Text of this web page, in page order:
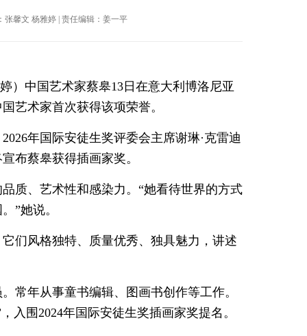
张馨文 杨雅婷 | 责任编辑：姜一平
）中国艺术家蔡皋13日在意大利博洛尼亚
艺术家首次获得该项荣誉。
年国际安徒生奖评委会主席谢琳·克雷迪
布蔡皋获得插画家奖。
质、艺术性和感染力。“她看待世界的方式
”她说。
们风格独特、质量优秀、独具魅力，讲述
常年从事童书编辑、图画书创作等工作。
入围2024年国际安徒生奖插画家奖提名。